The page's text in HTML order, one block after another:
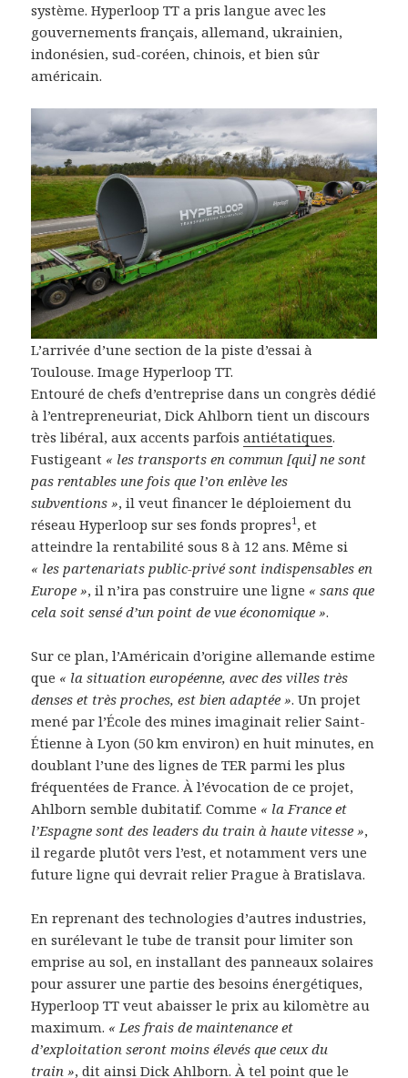
système. Hyperloop TT a pris langue avec les
gouvernements français, allemand, ukrainien,
indonésien, sud-coréen, chinois, et bien sûr
américain.
L’arrivée d’une section de la piste d’essai à
Toulouse. Image Hyperloop TT.
Entouré de chefs d’entreprise dans un congrès dédié
à l’entrepreneuriat, Dick Ahlborn tient un discours
très libéral, aux accents parfoisantiétatiques.
Fustigeant « les transports en commun [qui] ne sont
pas rentables une fois que l’on enlève les
subventions », il veut financer le déploiement du
réseau Hyperloop sur ses fonds propres1, et
atteindre la rentabilité sous 8 à 12 ans. Même si
« les partenariats public-privé sont indispensables en
Europe », il n’ira pas construire une ligne « sans que
cela soit sensé d’un point de vue économique ».
Sur ce plan, l’Américain d’origine allemande estime
que « la situation européenne, avec des villes très
denses et très proches, est bien adaptée ». Un projet
mené par l’École des mines imaginait relier Saint-
Étienne à Lyon (50 km environ) en huit minutes, en
doublant l’une des lignes de TER parmi les plus
fréquentées de France. À l’évocation de ce projet,
Ahlborn semble dubitatif. Comme « la France et
l’Espagne sont des leaders du train à haute vitesse »,
il regarde plutôt vers l’est, et notamment vers une
future ligne qui devrait relier Prague à Bratislava.
En reprenant des technologies d’autres industries,
en surélevant le tube de transit pour limiter son
emprise au sol, en installant des panneaux solaires
pour assurer une partie des besoins énergétiques,
Hyperloop TT veut abaisser le prix au kilomètre au
maximum. « Les frais de maintenance et
d’exploitation seront moins élevés que ceux du
train », dit ainsi Dick Ahlborn. À tel point que le